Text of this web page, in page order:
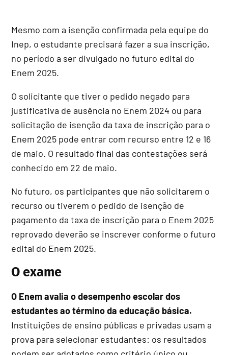
Mesmo com a isenção confirmada pela equipe do
Inep, o estudante precisará fazer a sua inscrição,
no período a ser divulgado no futuro edital do
Enem 2025.
O solicitante que tiver o pedido negado para
justificativa de ausência no Enem 2024 ou para
solicitação de isenção da taxa de inscrição para o
Enem 2025 pode entrar com recurso entre 12 e 16
de maio. O resultado final das contestações será
conhecido em 22 de maio.
No futuro, os participantes que não solicitarem o
recurso ou tiverem o pedido de isenção de
pagamento da taxa de inscrição para o Enem 2025
reprovado deverão se inscrever conforme o futuro
edital do Enem 2025.
O exame
O Enem avalia o desempenho escolar dos
estudantes ao término da educação básica.
Instituições de ensino públicas e privadas usam a
prova para selecionar estudantes: os resultados